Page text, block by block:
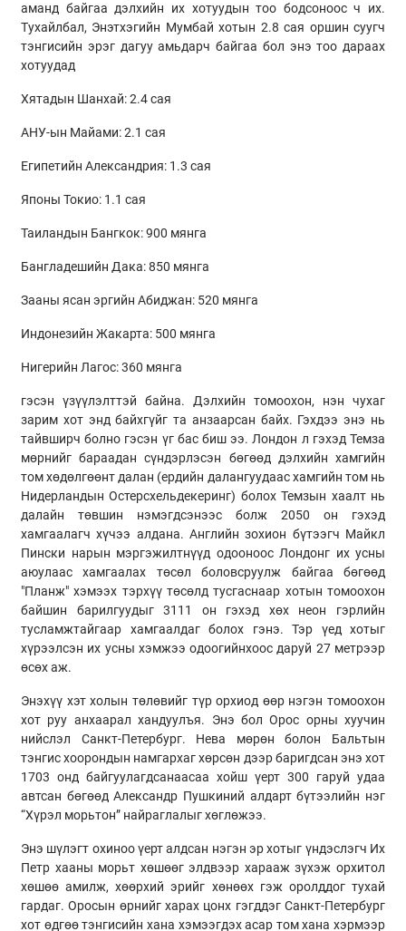
аманд байгаа дэлхийн их хотуудын тоо бодсоноос ч их.
Тухайлбал, Энэтхэгийн Мумбай хотын 2.8 сая оршин суугч
тэнгисийн эрэг дагуу амьдарч байгаа бол энэ тоо дараах
хотуудад
Хятадын Шанхай: 2.4 сая
АНУ-ын Майами: 2.1 сая
Египетийн Александрия: 1.3 сая
Японы Токио: 1.1 сая
Таиландын Бангкок: 900 мянга
Бангладешийн Дака: 850 мянга
Зааны ясан эргийн Абиджан: 520 мянга
Индонезийн Жакарта: 500 мянга
Нигерийн Лагос: 360 мянга
гэсэн үзүүлэлттэй байна. Дэлхийн томоохон, нэн чухаг
зарим хот энд байхгүйг та анзаарсан байх. Гэхдээ энэ нь
тайвширч болно гэсэн үг бас биш ээ. Лондон л гэхэд Темза
мөрнийг бараадан сүндэрлэсэн бөгөөд дэлхийн хамгийн
том хөдөлгөөнт далан (ердийн далангуудаас хамгийн том нь
Нидерландын Остерсхельдекеринг) болох Темзын хаалт нь
далайн төвшин нэмэгдсэнээс болж 2050 он гэхэд
хамгаалагч хүчээ алдана. Английн зохион бүтээгч Майкл
Пински нарын мэргэжилтнүүд одооноос Лондонг их усны
аюулаас хамгаалах төсөл боловсруулж байгаа бөгөөд
"Планж" хэмээх тэрхүү төсөлд тусгаснаар хотын томоохон
байшин барилгуудыг 3111 он гэхэд хөх неон гэрлийн
тусламжтайгаар хамгаалдаг болох гэнэ. Тэр үед хотыг
хүрээлсэн их усны хэмжээ одоогийнхоос даруй 27 метрээр
өсөх аж.
Энэхүү хэт холын төлөвийг түр орхиод өөр нэгэн томоохон
хот руу анхаарал хандуулъя. Энэ бол Орос орны хуучин
нийслэл Санкт-Петербург. Нева мөрөн болон Бальтын
тэнгис хоорондын намгархаг хөрсөн дээр баригдсан энэ хот
1703 онд байгуулагдсанаасаа хойш үерт 300 гаруй удаа
автсан бөгөөд Александр Пушкиний алдарт бүтээлийн нэг
“Хүрэл морьтон” найраглалыг хөглөжээ.
Энэ шүлэгт охиноо үерт алдсан нэгэн эр хотыг үндэслэгч Их
Петр хааны морьт хөшөөг элдвээр харааж зүхэж орхитол
хөшөө амилж, хөөрхий эрийг хөнөөх гэж оролддог тухай
гардаг. Оросын өрнийг харах цонх гэгддэг Санкт-Петербург
хот өдгөө тэнгисийн хана хэмээгдэх асар том хана хэрмээр